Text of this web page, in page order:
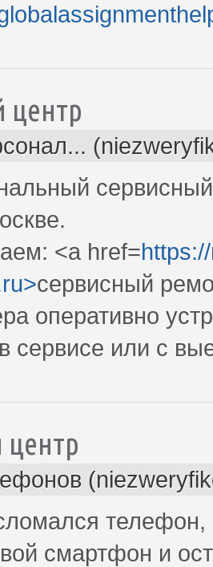
центр
<a href=
сервисный
оперативно
сервисе или с
смартфон и